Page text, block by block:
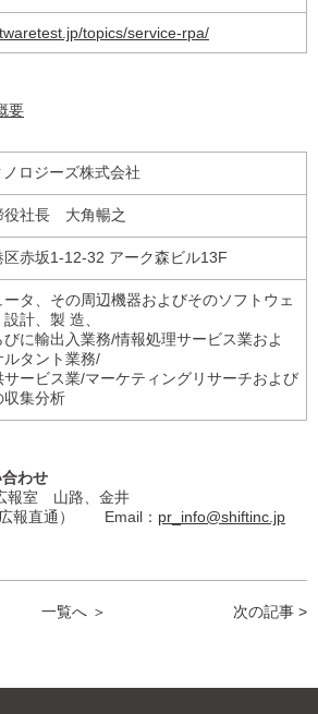
topics/service-rpa/
要
ロジーズ株式会社
社長 大角暢之
赤坂1-12-32 アーク森ビル13F
タ、その周辺機器およびそのソフトウェ
計、製 造、
に輸出入業務/情報処理サービス業およ
ルタント業務/
ービス業/マーケティングリサーチおよび
収集分析
合わせ
報室 山路、金井
広報直通） Email： pr_info@shiftinc.jp
一覧へ ＞ 次の記事 >